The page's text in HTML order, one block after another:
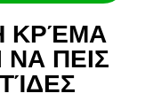
ΚΡΈΜΑ
ΠΕΙΣ